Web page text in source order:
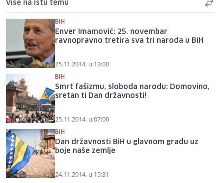
Više na istu temu
BIH
Enver Imamović: 25. novembar
ravnopravno tretira sva tri naroda u BiH
25.11.2014. u 13:00
BIH
Smrt fašizmu, sloboda narodu: Domovino,
sretan ti Dan državnosti!
25.11.2014. u 07:00
BIH
Dan državnosti BiH u glavnom gradu uz
boje naše zemlje
24.11.2014. u 15:31